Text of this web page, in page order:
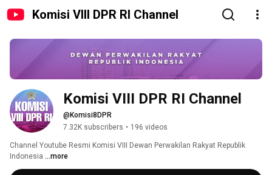
Komisi VIII DPR RI Channel
Komisi VIII DPR RI Channel
@Komisi8DPR
7.32K subscribers • 196 videos
Channel Youtube Resmi Komisi VIII Dewan Perwakilan Rakyat Republik
Indonesia ...more